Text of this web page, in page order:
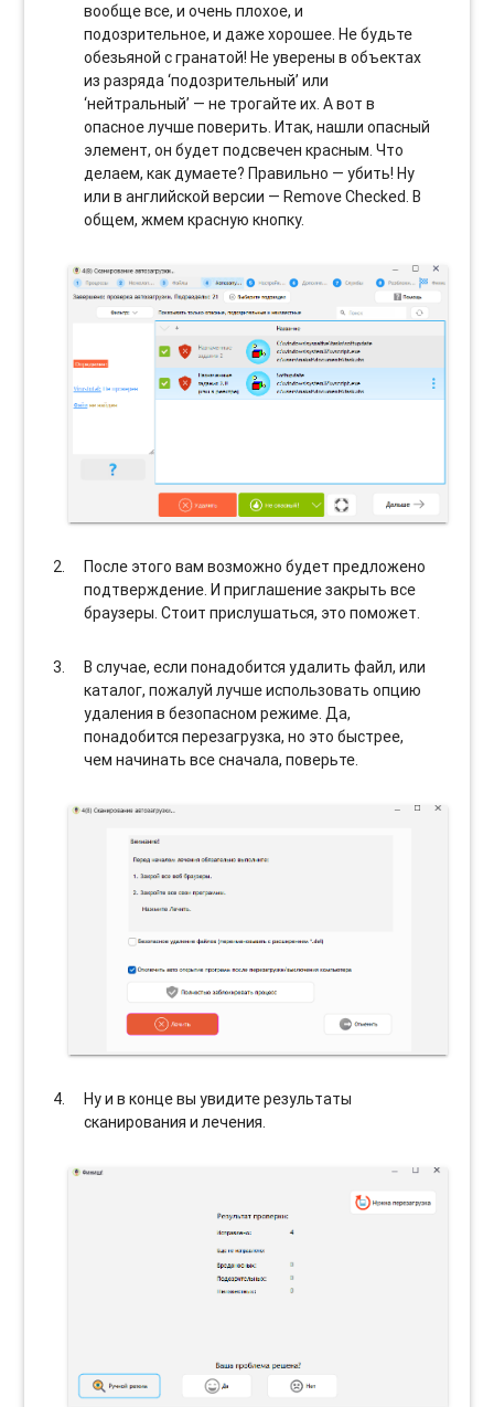
вообще все, и очень плохое, и
подозрительное, и даже хорошее. Не будьте
обезьяной с гранатой! Не уверены в объектах
из разряда ‘подозрительный’ или
‘нейтральный’ — не трогайте их. А вот в
опасное лучше поверить. Итак, нашли опасный
элемент, он будет подсвечен красным. Что
делаем, как думаете? Правильно — убить! Ну
или в английской версии — Remove Checked. В
общем, жмем красную кнопку.
После этого вам возможно будет предложено
подтверждение. И приглашение закрыть все
браузеры. Стоит прислушаться, это поможет.
В случае, если понадобится удалить файл, или
каталог, пожалуй лучше использовать опцию
удаления в безопасном режиме. Да,
понадобится перезагрузка, но это быстрее,
чем начинать все сначала, поверьте.
Ну и в конце вы увидите результаты
сканирования и лечения.